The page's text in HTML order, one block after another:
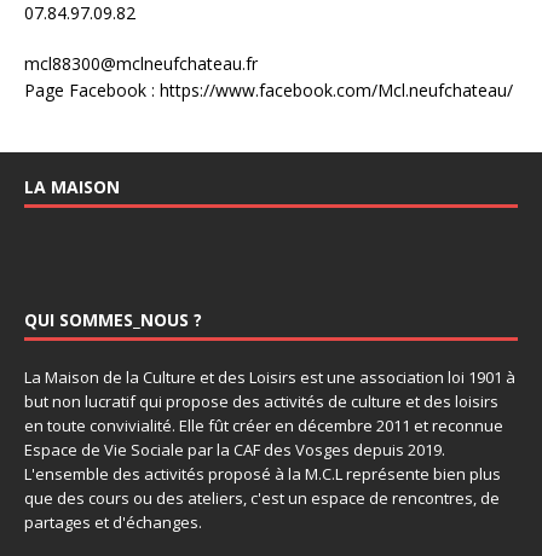
07.84.97.09.82
mcl88300@mclneufchateau.fr
Page Facebook : https://www.facebook.com/Mcl.neufchateau/
LA MAISON
QUI SOMMES_NOUS ?
La Maison de la Culture et des Loisirs est une association loi 1901 à
but non lucratif qui propose des activités de culture et des loisirs
en toute convivialité. Elle fût créer en décembre 2011 et reconnue
Espace de Vie Sociale par la CAF des Vosges depuis 2019.
L'ensemble des activités proposé à la M.C.L représente bien plus
que des cours ou des ateliers, c'est un espace de rencontres, de
partages et d'échanges.